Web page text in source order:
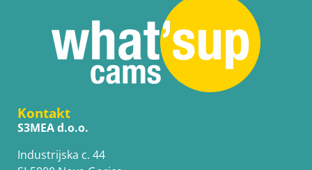
Kontakt
S3MEA d.o.o.
Industrijska c. 44